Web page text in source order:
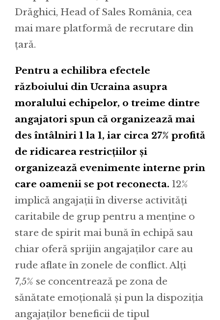
Drăghici, Head of Sales România, cea
mai mare platformă de recrutare din
țară.
Pentru a echilibra efectele
războiului din Ucraina asupra
moralului echipelor, o treime dintre
angajatori spun că organizează mai
des întâlniri 1 la 1, iar circa 27% profită
de ridicarea restricțiilor și
organizează evenimente interne prin
care oamenii se pot reconecta. 12%
implică angajații în diverse activități
caritabile de grup pentru a menține o
stare de spirit mai bună în echipă sau
chiar oferă sprijin angajaților care au
rude aflate în zonele de conflict. Alți
7,5% se concentrează pe zona de
sănătate emoțională și pun la dispoziția
angajaților beneficii de tipul